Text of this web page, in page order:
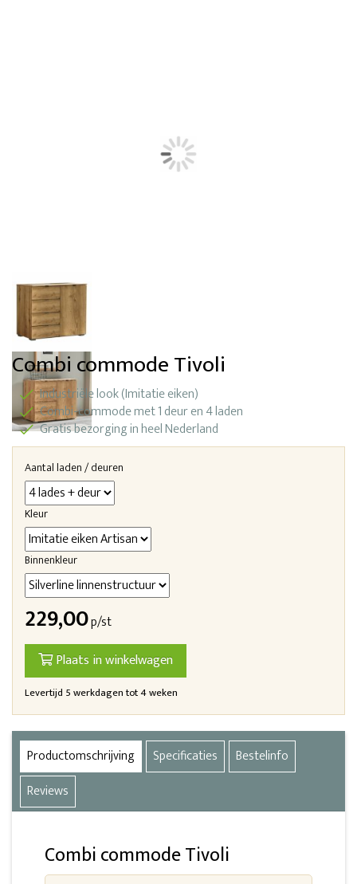
Combi commode Tivoli
Industriële look (Imitatie eiken)
Combi-commode met 1 deur en 4 laden
Gratis bezorging in heel Nederland
Aantal laden / deuren
Kleur
Binnenkleur
229,00p/st
Plaats in winkelwagen
Levertijd 5 werkdagen tot 4 weken
Productomschrijving Specificaties
Bestelinfo
Reviews
Combi commode Tivoli